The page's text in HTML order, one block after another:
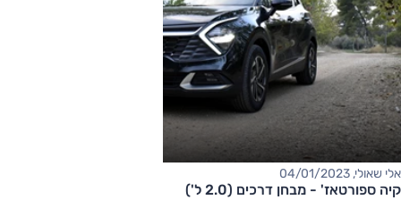
אלי שאולי, 04/01/2023
קיה ספורטאז' - מבחן דרכים (2.0 ל')